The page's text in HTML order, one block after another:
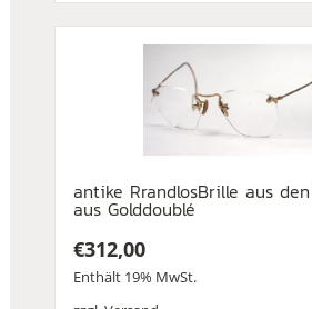
antike RrandlosBrille aus
aus Golddoublé
€312,00
Enthält 19% MwSt.